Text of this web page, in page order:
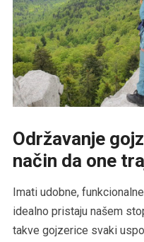
Održavanje
način da one
Imati udobne,
idealno pristaju našem
takve gojzerice svaki